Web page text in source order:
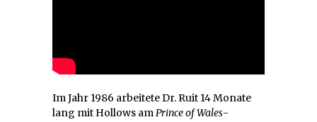
Im Jahr 1986 arbeitete Dr. Ruit 14 Monate
lang mit Hollows amPrince of Wales-